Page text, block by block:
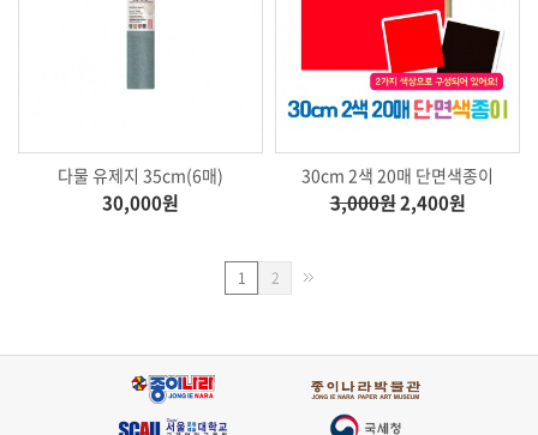
다물 유제지 35cm(6매)
30,000원
30cm 2색 20매 단면색종이
3,000원2,400원
1 2페